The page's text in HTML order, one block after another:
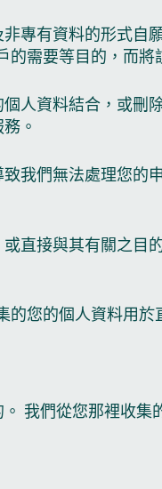
專有資料的形式自
需要等目的，而將
人資料結合，或刪
。
我們無法處理您的
直接與其有關之目
您的個人資料用於
我們從您那裡收